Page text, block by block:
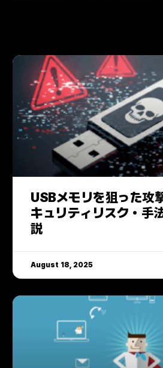
USBメモリを狙った攻
キュリティリスク・手
説
August 18, 2025